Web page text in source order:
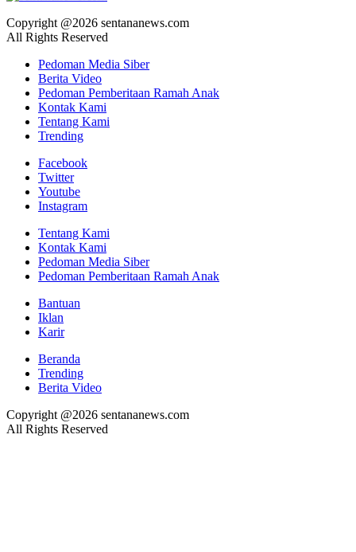
Copyright @2026 sentananews.com
All Rights Reserved
Pedoman Media Siber
Berita Video
Pedoman Pemberitaan Ramah Anak
Kontak Kami
Tentang Kami
Trending
Facebook
Twitter
Youtube
Instagram
Tentang Kami
Kontak Kami
Pedoman Media Siber
Pedoman Pemberitaan Ramah Anak
Bantuan
Iklan
Karir
Beranda
Trending
Berita Video
Copyright @2026 sentananews.com
All Rights Reserved